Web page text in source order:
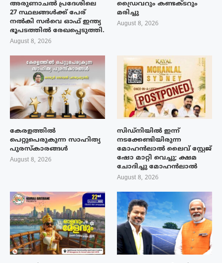
അരുണാചൽ പ്രദേശിലെ
27 സ്ഥലങ്ങൾക്ക് പേര്
നൽകി സർവെ ഓഫ് ഇന്ത്യ
ഭൂപടത്തിൽ രേഖപ്പെടുത്തി.
August 8, 2026
ഡ്രൈവറും കണ്ടക്ടറും
മരിച്ചു
August 8, 2026
കേരളത്തിൽ
പെറ്റുപെരുകുന്ന സാഹിത്യ
പുരസ്‌കാരങ്ങൾ
August 8, 2026
സിഡ്നിയിൽ ഇന്ന്
നടക്കേണ്ടിയിരുന്ന
മോഹൻലാൽ ലൈവ് സ്റ്റേജ്
ഷോ മാറ്റി വെച്ചു; ക്ഷമ
ചോദിച്ചു മോഹൻലാൽ
August 8, 2026